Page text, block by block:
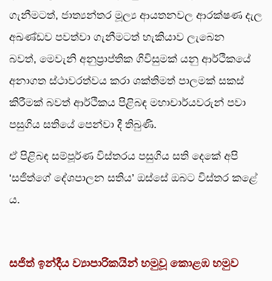
ගැනීමටත්, ජාත්‍යන්තර මූල්‍ය ආයතනවල ආරක්ෂණ දැල
අඛණ්ඩව පවත්වා ගැනීමටත් හැකියාව ලැබෙන
බවත්, මෙවැනි අනුප්‍රාප්තික ගිවිසුමක් යනු ආර්ථිකයේ
අනාගත ස්ථාවරත්වය කරා ශක්තිමත් පාලමක් සකස්
කිරීමක් බවත් ආර්ථිකය පිළිබඳ මහාචාර්යවරුන් පවා
පසුගිය සතියේ පෙන්වා දී තිබුණි.
ඒ පිළිබඳ සම්පූර්ණ විස්තරය පසුගිය සති දෙකේ අපි
‘සජිත්ගේ දේශපාලන සතිය’ ඔස්සේ ඔබට විස්තර කළේ
ය.
සජිත් ඉන්දීය ව්‍යාපාරිකයින් හමුවූ කොළඹ හමුව